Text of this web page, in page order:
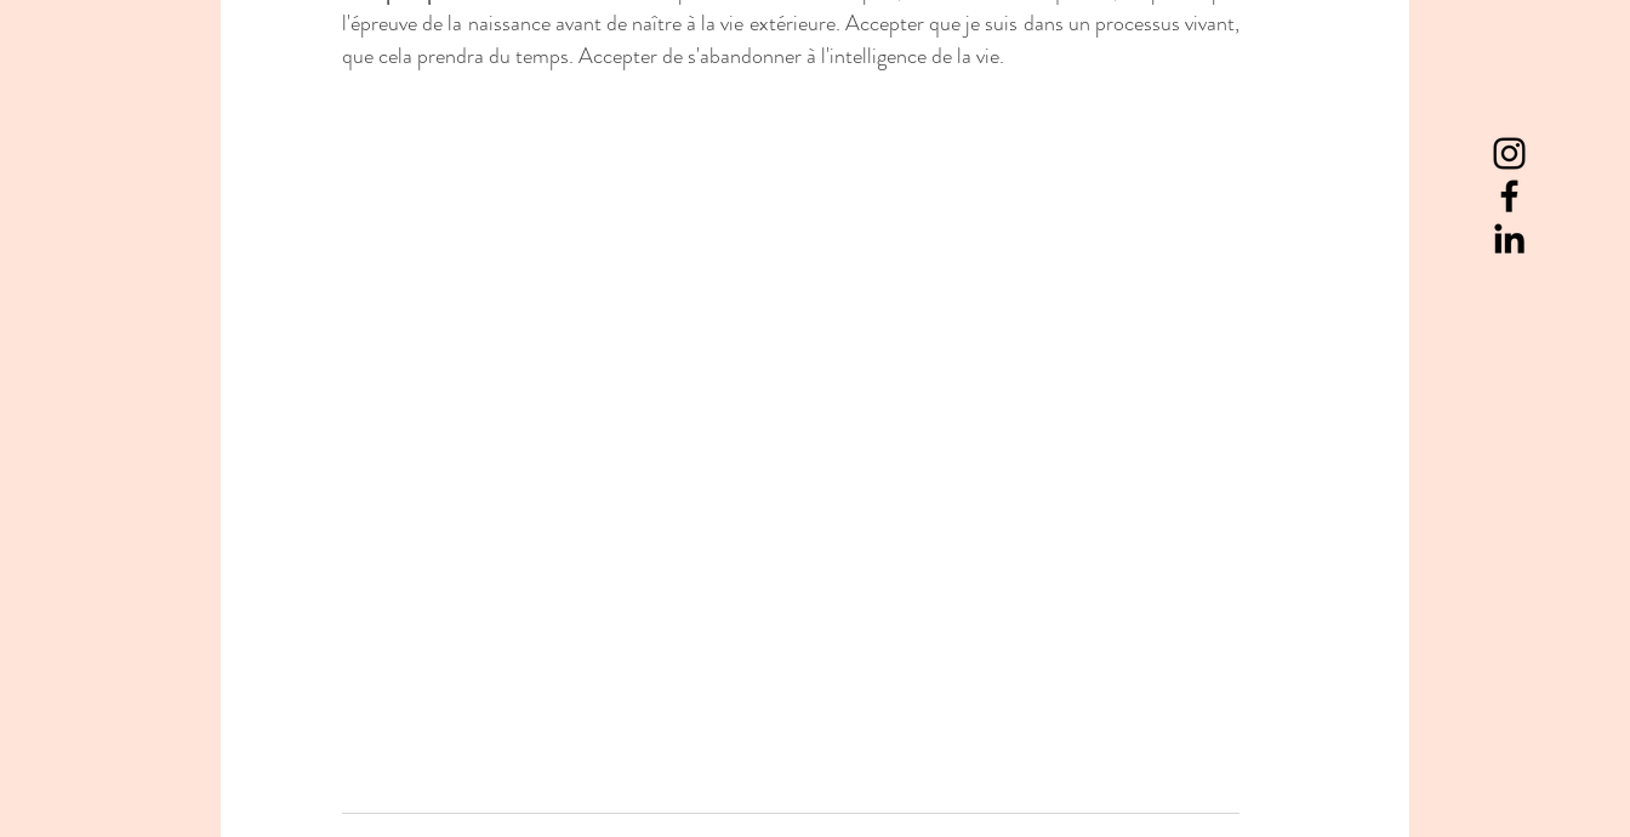
l'épreuve de la naissance avant de naître à la vie extérieure. Accepter que je suis dans un processus vivant,
que cela prendra du temps. Accepter de s'abandonner à l'intelligence de la vie.